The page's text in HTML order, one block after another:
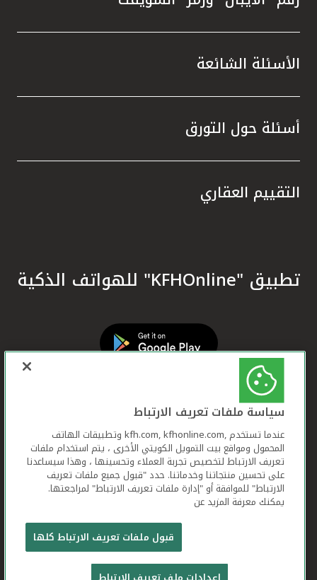
الأسئلة الشائعة
أسئلة حول التورق
التقييم العقاري
تطبيق "KFHOnline" للهواتف الذكية
بيت التمويل الكويتي جميع الحقوق محفوظة © 2026
شروط وأحكام استخدام الموقع الإلكتروني
سياسة ملفات تعريف الارتباط
عندما تستخدم ,kfh.com, kfhonline.com وتطبيقات الهاتف
المحمول ومواقع بيت التمويل الكويتي الأخرى ، يتم استخدام ملفات
تعريف الارتباط لتخصيص تجربة العملاء وتحسينها ، وهذا سيساعدنا
على تحسين منتجاتنا وخدماتنا. حدد "قبول جميع ملفات تعريف
الارتباط" للموافقة أو "إدارة ملفات تعريف الارتباط" لمراجعتها.
يمكنك معرفة المزيد عن
قبول ملفات تعريف الارتباط كلها